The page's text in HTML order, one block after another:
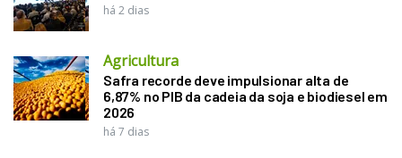
há 2 dias
Agricultura
Safra recorde deve impulsionar alta de
6,87% no PIB da cadeia da soja e biodiesel em
2026
há 7 dias